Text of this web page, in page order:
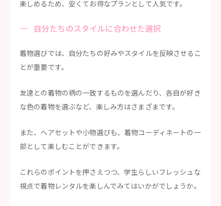
楽しめるため、安くてお得なプランとして人気です。
自分たちのスタイルに合わせた選択
着物選びでは、自分たちの好みやスタイルを反映させるこ
とが重要です。
友達との着物の柄の一致するものを選んだり、各自が好き
な色の着物を選ぶなど、楽しみ方はさまざまです。
また、ヘアセットや小物選びも、着物コーディネートの一
部として楽しむことができます。
これらのポイントを押さえつつ、学生らしいフレッシュな
視点で着物レンタルを楽しんでみてはいかがでしょうか。